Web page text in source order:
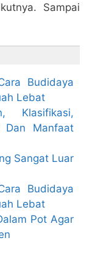
Sampai
Budidaya
Lebat
Klasifikasi,
Dan Manfaat
Sangat Luar
Budidaya
Lebat
Pot Agar